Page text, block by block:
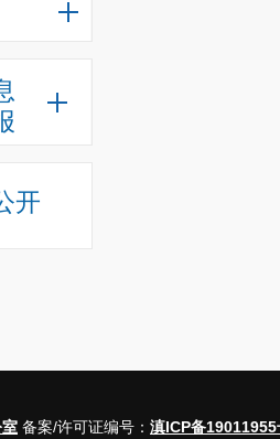
开
备案/许可证编号： 滇ICP备